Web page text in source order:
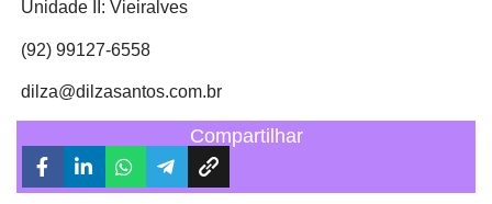
Unidade II: Vieiralves
(92) 99127-6558
dilza@dilzasantos.com.br
Compartilhar